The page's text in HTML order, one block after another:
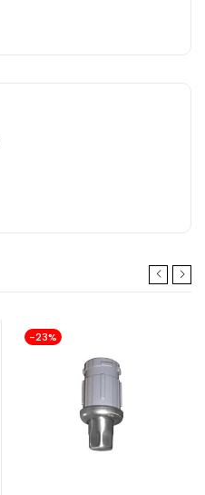
-23%